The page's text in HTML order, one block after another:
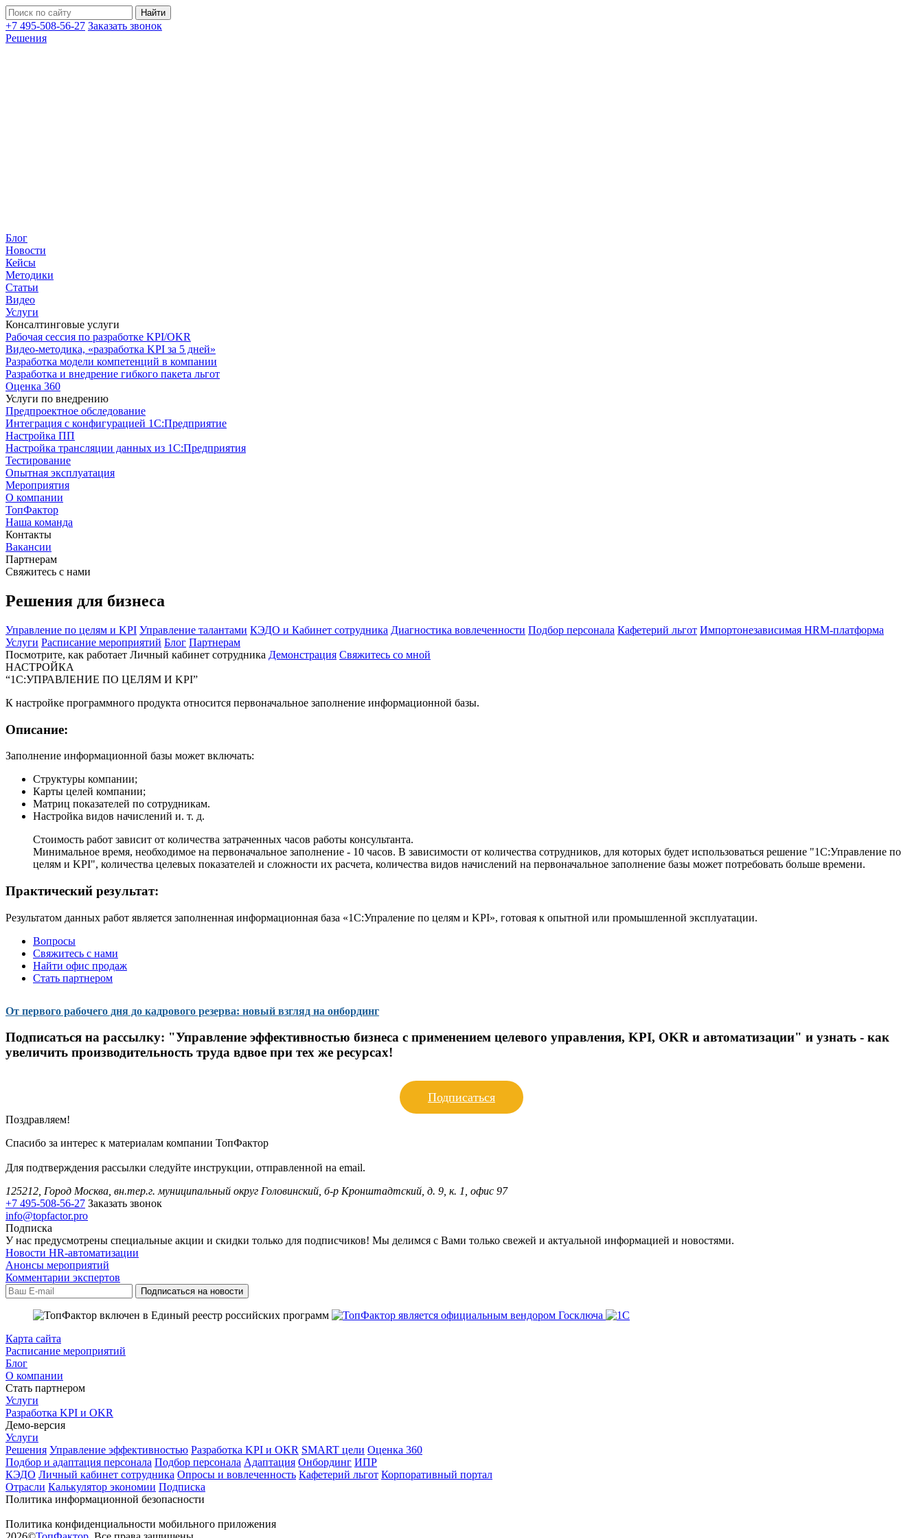
+7 495-508-56-27 Заказать звонок
Решения
Блог
Новости
Кейсы
Методики
Статьи
Видео
Услуги
Консалтинговые услуги
Рабочая сессия по разработке KPI/OKR
Видео-методика, «разработка KPI за 5 дней»
Разработка модели компетенций в компании
Разработка и внедрение гибкого пакета льгот
Оценка 360
Услуги по внедрению
Предпроектное обследование
Интеграция с конфигурацией 1С:Предприятие
Настройка ПП
Настройка трансляции данных из 1С:Предприятия
Тестирование
Опытная эксплуатация
Мероприятия
О компании
ТопФактор
Наша команда
Контакты
Вакансии
Партнерам
Свяжитесь с нами
Решения для бизнеса
Управление по целям и KPI Управление талантами КЭДО и Кабинет сотрудника Диагностика вовлеченности Подбор персонала Кафетерий льгот Импортонезависимая HRM-платформа
Услуги Расписание мероприятий Блог Партнерам
Посмотрите, как работает Личный кабинет сотрудника Демонстрация Свяжитесь со мной
НАСТРОЙКА
“1С:УПРАВЛЕНИЕ ПО ЦЕЛЯМ И KPI”
К настройке программного продукта относится первоначальное заполнение информационной базы.
Описание:
Заполнение информационной базы может включать:
Структуры компании;
Карты целей компании;
Матриц показателей по сотрудникам.
Настройка видов начислений и. т. д.
Стоимость работ зависит от количества затраченных часов работы консультанта.
Минимальное время, необходимое на первоначальное заполнение - 10 часов. В зависимости от количества сотрудников, для которых будет использоваться решение "1C:Управление по
целям и KPI", количества целевых показателей и сложности их расчета, количества видов начислений на первоначальное заполнение базы может потребовать больше времени.
Практический результат:
Результатом данных работ является заполненная информационная база «1С:Упраление по целям и KPI», готовая к опытной или промышленной эксплуатации.
Вопросы
Свяжитесь с нами
Найти офис продаж
Стать партнером
От первого рабочего дня до кадрового резерва: новый взгляд на онбординг
Подписаться на рассылку: "Управление эффективностью бизнеса с применением целевого управления, KPI, OKR и автоматизации" и узнать - как
увеличить производительность труда вдвое при тех же ресурсах!
Подписаться
Поздравляем!
Спасибо за интерес к материалам компании ТопФактор
Для подтверждения рассылки следуйте инструкции, отправленной на email.
125212, Город Москва, вн.тер.г. муниципальный округ Головинский, б-р Кронштадтский, д. 9, к. 1, офис 97
+7 495-508-56-27 Заказать звонок
info@topfactor.pro
Подписка
У нас предусмотрены специальные акции и скидки только для подписчиков! Мы делимся с Вами только свежей и актуальной информацией и новостями.
Новости HR-автоматизации
Анонсы мероприятий
Комментарии экспертов
Карта сайта
Расписание мероприятий
Блог
О компании
Стать партнером
Услуги
Разработка KPI и OKR
Демо-версия
Услуги
Решения Управление эффективностью Разработка KPI и OKR SMART цели Оценка 360
Подбор и адаптация персонала Подбор персонала Адаптация Онбординг ИПР
КЭДО Личный кабинет сотрудника Опросы и вовлеченность Кафетерий льгот Корпоративный портал
Отрасли Калькулятор экономии Подписка
Политика информационной безопасности
Политика конфиденциальности мобильного приложения